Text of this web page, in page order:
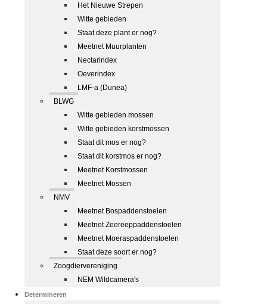
Het Nieuwe Strepen
Witte gebieden
Staat deze plant er nog?
Meetnet Muurplanten
Nectarindex
Oeverindex
LMF-a (Dunea)
BLWG
Witte gebieden mossen
Witte gebieden korstmossen
Staat dit mos er nog?
Staat dit korstmos er nog?
Meetnet Korstmossen
Meetnet Mossen
NMV
Meetnet Bospaddenstoelen
Meetnet Zeereeppaddenstoelen
Meetnet Moeraspaddenstoelen
Staat deze soort er nog?
Zoogdiervereniging
NEM Wildcamera's
Determineren